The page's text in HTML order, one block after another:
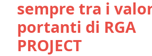
sempre tra i
portanti di RGA
PROJECT